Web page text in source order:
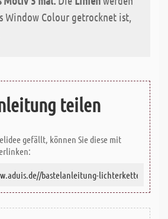
Window Colour getrocknet ist,
teilen
gefällt, können Sie diese mit